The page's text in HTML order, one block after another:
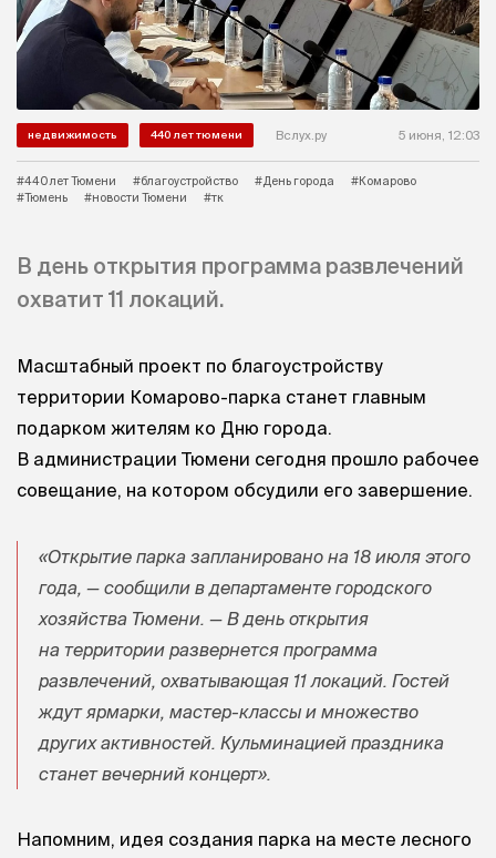
недвижимость 440 лет тюмени Вслух.ру 5 июня, 12:03
#440 лет Тюмени #благоустройство #День города
#Комарово
#Тюмень
#новости Тюмени #тк
В день открытия программа развлечений
охватит 11 локаций.
Масштабный проект по благоустройству
территории Комарово-парка станет главным
подарком жителям ко Дню города.
В администрации Тюмени сегодня прошло рабочее
совещание, на котором обсудили его завершение.
«Открытие парка запланировано на 18 июля этого
года, — сообщили в департаменте городского
хозяйства Тюмени. — В день открытия
на территории развернется программа
развлечений, охватывающая 11 локаций. Гостей
ждут ярмарки, мастер-классы и множество
других активностей. Кульминацией праздника
станет вечерний концерт».
Напомним, идея создания парка на месте лесного